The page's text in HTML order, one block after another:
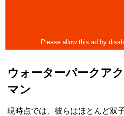
ウォーターパークア
マン
現時点では、彼らはほとんど双